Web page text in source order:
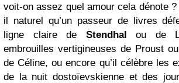
voit-on assez quel amour cela dénote
il naturel qu’un passeur de livres
ligne claire de Stendhal ou de
embrouilles vertigineuses de Proust
de Céline, ou encore qu’il célèbre les
de la nuit dostoïevskienne et des